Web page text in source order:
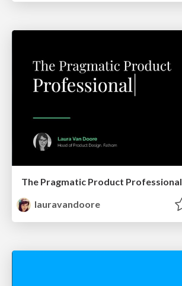
The Pragmatic Product Professional
lauravandoore